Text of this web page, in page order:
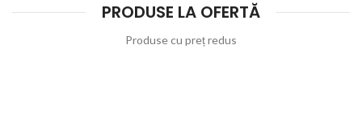
PRODUSE LA OFERTĂ
Produse cu preț redus